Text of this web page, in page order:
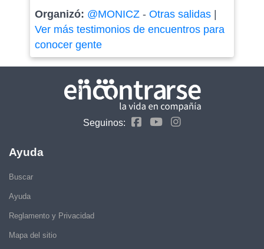
Organizó: @MONICZ- Otras salidas|
Ver más testimonios de encuentros para
conocer gente
Seguinos:
Ayuda
Buscar
Ayuda
Reglamento y Privacidad
Mapa del sitio